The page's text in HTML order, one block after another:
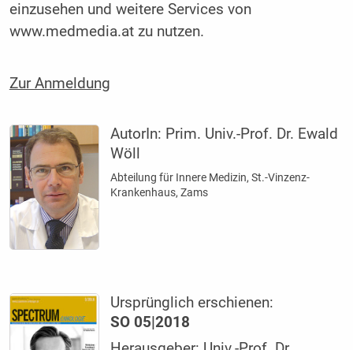
einzusehen und weitere Services von
www.medmedia.at zu nutzen.
Zur Anmeldung
AutorIn: Prim. Univ.-Prof. Dr. Ewald
Wöll
Abteilung für Innere Medizin, St.-Vinzenz-
Krankenhaus, Zams
Ursprünglich erschienen:
SO 05|2018